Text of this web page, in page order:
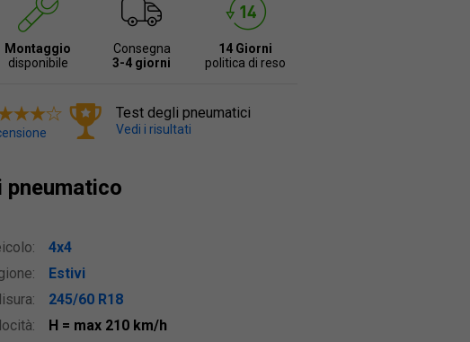
Montaggio
disponibile
Consegna
3-4 giorni
14 Giorni
politica di reso
Test degli pneumatici
Vedi i risultati
pneumatico
4x4
Estivi
245/60 R18
H = max 210 km/h